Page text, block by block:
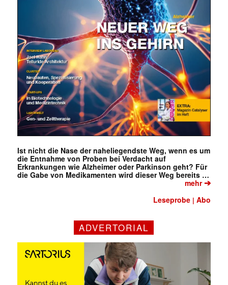
Ist nicht die Nase der naheliegendste Weg, wenn es um
die Entnahme von Proben bei Verdacht auf
Erkrankungen wie Alzheimer oder Parkinson geht? Für
die Gabe von Medikamenten wird dieser Weg bereits …
mehr➔
Leseprobe |Abo
ADVERTORIAL